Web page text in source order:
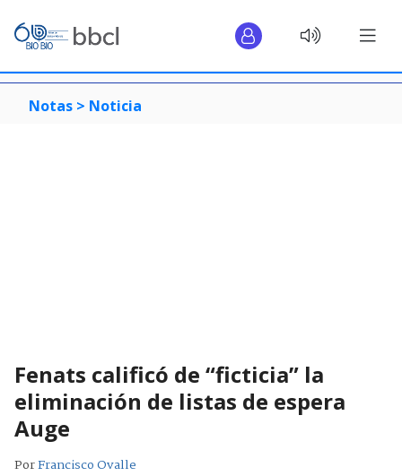
Notas > Noticia
Fenats calificó de “ficticia” la
eliminación de listas de espera
Auge
PorFrancisco Ovalle